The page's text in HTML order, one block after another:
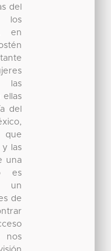
del
los
en
las
ellas
del
y las
una
es
un
de
nos